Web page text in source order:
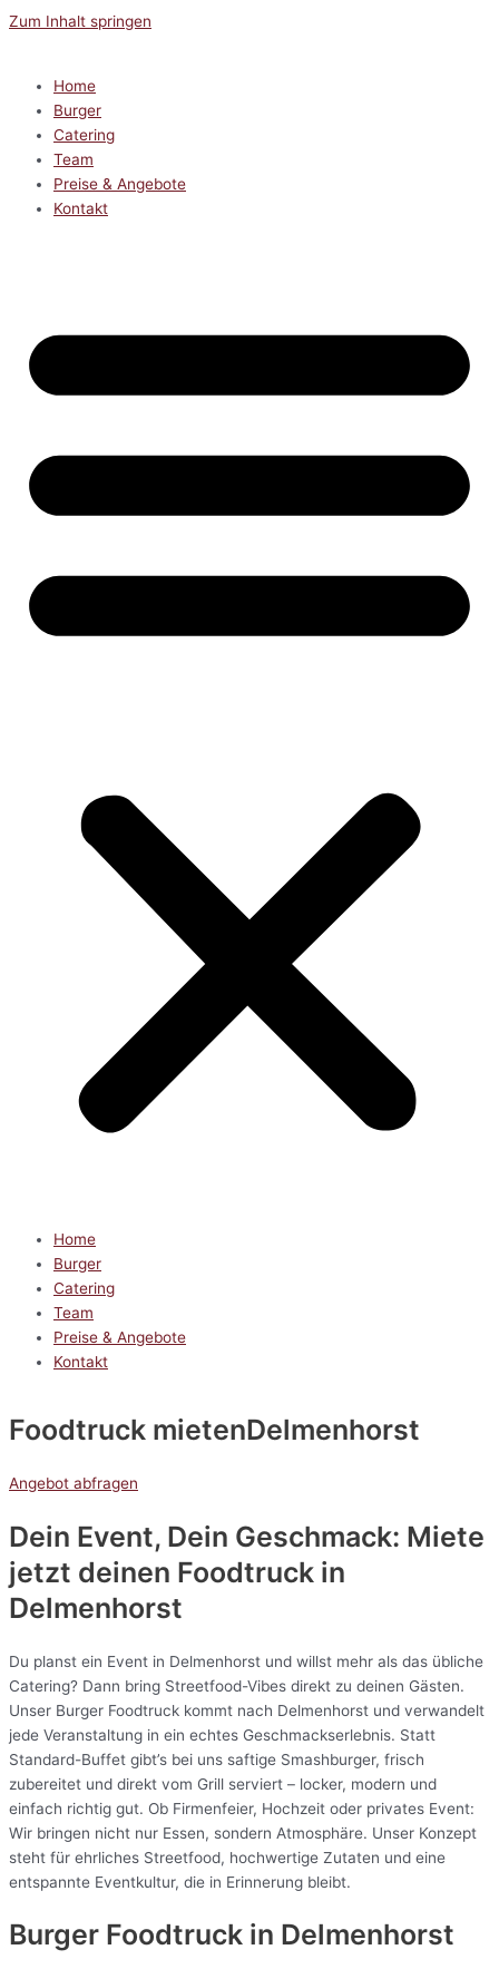
Zum Inhalt springen
Home
Burger
Catering
Team
Preise & Angebote
Kontakt
Home
Burger
Catering
Team
Preise & Angebote
Kontakt
Foodtruck mietenDelmenhorst
Angebot abfragen
Dein Event, Dein Geschmack: Miete
jetzt deinen Foodtruck in
Delmenhorst
Du planst ein Event in Delmenhorst und willst mehr als das übliche
Catering? Dann bring Streetfood-Vibes direkt zu deinen Gästen.
Unser Burger Foodtruck kommt nach Delmenhorst und verwandelt
jede Veranstaltung in ein echtes Geschmackserlebnis. Statt
Standard-Buffet gibt’s bei uns saftige Smashburger, frisch
zubereitet und direkt vom Grill serviert – locker, modern und
einfach richtig gut. Ob Firmenfeier, Hochzeit oder privates Event:
Wir bringen nicht nur Essen, sondern Atmosphäre. Unser Konzept
steht für ehrliches Streetfood, hochwertige Zutaten und eine
entspannte Eventkultur, die in Erinnerung bleibt.
Burger Foodtruck in Delmenhorst